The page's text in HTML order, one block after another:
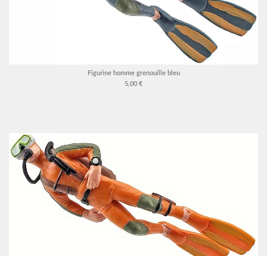
Figurine homme grenouille bleu
5,00 €